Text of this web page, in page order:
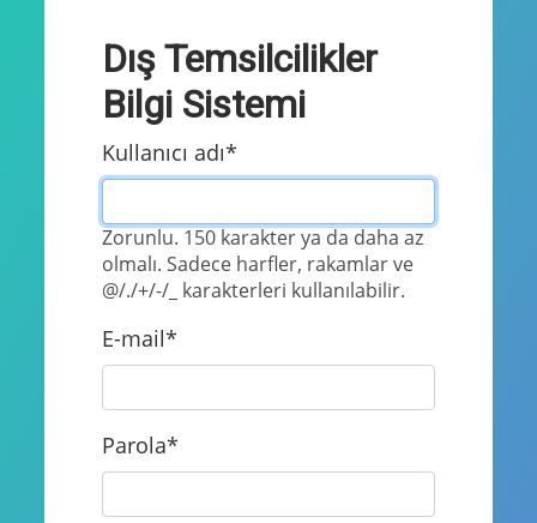
Dış Temsilcilikler
Bilgi Sistemi
Kullanıcı adı*
Zorunlu. 150 karakter ya da daha az
olmalı. Sadece harfler, rakamlar ve
@/./+/-/_ karakterleri kullanılabilir.
E-mail*
Parola*